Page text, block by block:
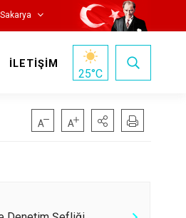
Sakarya
İLETİŞİM
25°C